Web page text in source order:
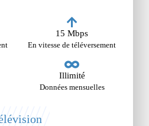
15 Mbps
En vitesse de téléversement
Illimité
Données mensuelles